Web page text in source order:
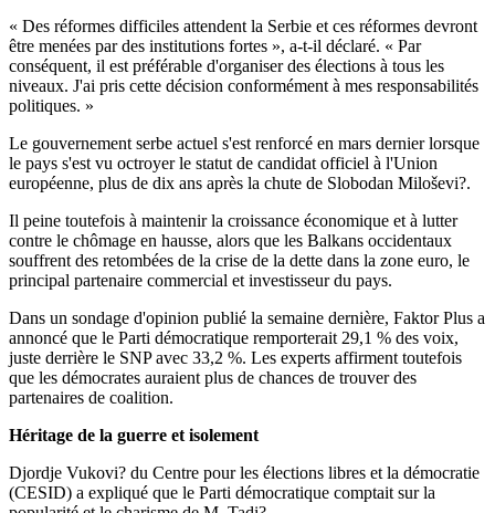
« Des réformes difficiles attendent la Serbie et ces réformes devront
être menées par des institutions fortes », a-t-il déclaré. « Par
conséquent, il est préférable d'organiser des élections à tous les
niveaux. J'ai pris cette décision conformément à mes responsabilités
politiques. »
Le gouvernement serbe actuel s'est renforcé en mars dernier lorsque
le pays s'est vu octroyer le statut de candidat officiel à l'Union
européenne, plus de dix ans après la chute de Slobodan Miloševi?.
Il peine toutefois à maintenir la croissance économique et à lutter
contre le chômage en hausse, alors que les Balkans occidentaux
souffrent des retombées de la crise de la dette dans la zone euro, le
principal partenaire commercial et investisseur du pays.
Dans un sondage d'opinion publié la semaine dernière, Faktor Plus a
annoncé que le Parti démocratique remporterait 29,1 % des voix,
juste derrière le SNP avec 33,2 %. Les experts affirment toutefois
que les démocrates auraient plus de chances de trouver des
partenaires de coalition.
Héritage de la guerre et isolement
Djordje Vukovi? du Centre pour les élections libres et la démocratie
(CESID) a expliqué que le Parti démocratique comptait sur la